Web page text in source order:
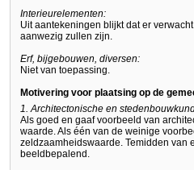
Interieurelementen:
Uit aantekeningen blijkt dat er
aanwezig zullen zijn.
Erf, bijgebouwen, diversen:
Niet van toepassing.
Motivering voor plaatsing op de
1. Architectonische en
Als goed en gaaf voorbeeld van
waarde. Als één van de weinige
zeldzaamheidswaarde. Temidden van
beeldbepalend.